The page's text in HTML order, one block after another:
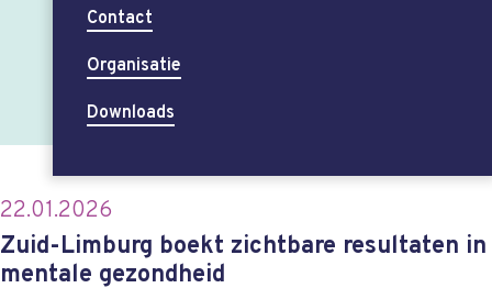
22.01.2026
Zuid-Limburg boekt zichtbare resultaten in
mentale gezondheid
Contact
Organisatie
Downloads